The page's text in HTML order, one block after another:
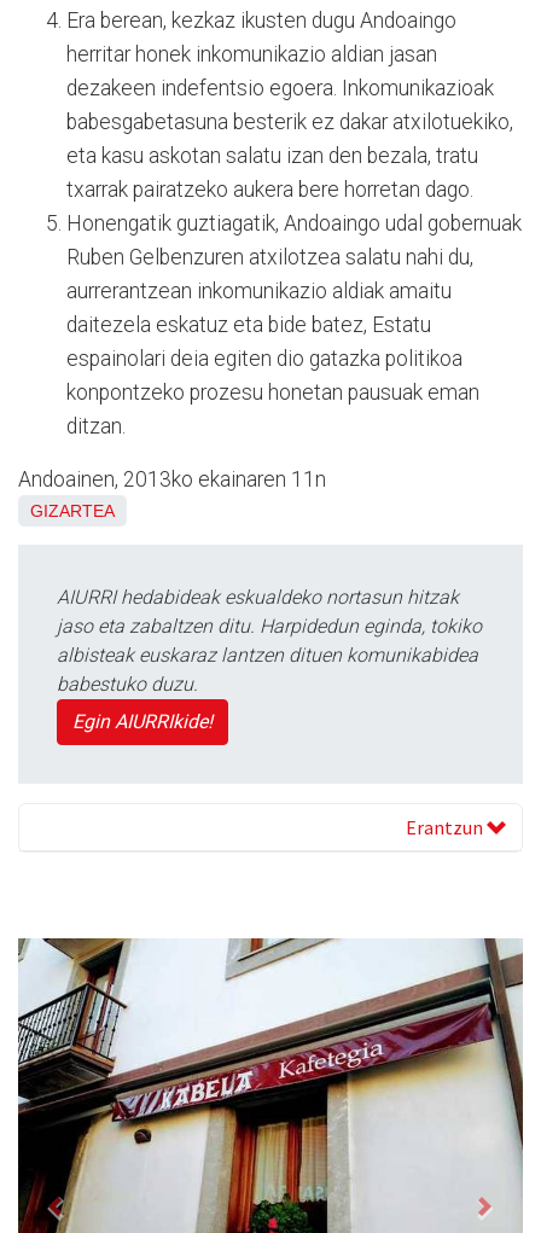
Era berean, kezkaz ikusten dugu Andoaingo
herritar honek inkomunikazio aldian jasan
dezakeen indefentsio egoera. Inkomunikazioak
babesgabetasuna besterik ez dakar atxilotuekiko,
eta kasu askotan salatu izan den bezala, tratu
txarrak pairatzeko aukera bere horretan dago.
Honengatik guztiagatik, Andoaingo udal gobernuak
Ruben Gelbenzuren atxilotzea salatu nahi du,
aurrerantzean inkomunikazio aldiak amaitu
daitezela eskatuz eta bide batez, Estatu
espainolari deia egiten dio gatazka politikoa
konpontzeko prozesu honetan pausuak eman
ditzan.
Andoainen, 2013ko ekainaren 11n
GIZARTEA
AIURRI hedabideak eskualdeko nortasun hitzak
jaso eta zabaltzen ditu. Harpidedun eginda, tokiko
albisteak euskaraz lantzen dituen komunikabidea
babestuko duzu.
Egin AIURRIkide!
Erantzun
Previous Next